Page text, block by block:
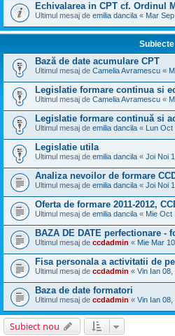
Echivalarea in CPT cf. Ordinul
Ultimul mesaj de emilia dancila « Mar
Subiecte
Bază de date acumulare CPT
Ultimul mesaj de Camelia Avramescu «
Legislatie formare continua si
Ultimul mesaj de Camelia Avramescu «
Legislatie formare continuă si
Ultimul mesaj de emilia dancila « Lun Oct
Legislatie utila
Ultimul mesaj de emilia dancila « Joi Noi
Analiza nevoilor de formare
Ultimul mesaj de emilia dancila « Joi Noi
Oferta de formare 2011-2012,
Ultimul mesaj de emilia dancila « Mie Oct
BAZA DE DATE perfectionare -
Ultimul mesaj de ccdadmin « Mie Mar
Fisa personala a activitatii de
Ultimul mesaj de ccdadmin « Vin Ian
Baza de date formatori
Ultimul mesaj de ccdadmin « Vin Ian
Subiect nou